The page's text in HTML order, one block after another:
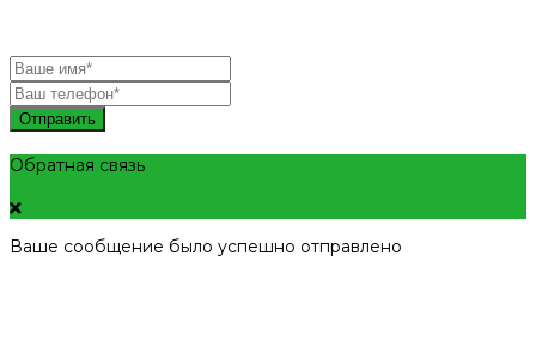
Отправить
Обратная связь
Ваше сообщение было успешно отправлено